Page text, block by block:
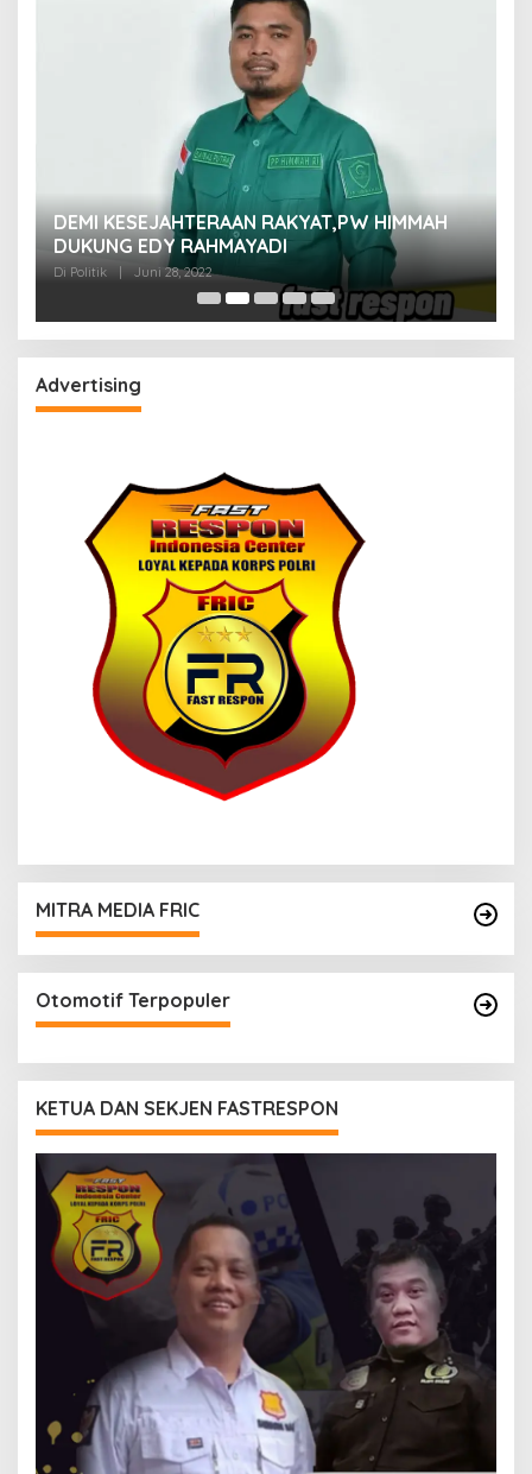
DEMI KESEJAHTERAAN RAKYAT,PW HIMMAH
DUKUNG EDY RAHMAYADI
Di Politik Juni 28, 2022
Advertising
MITRA MEDIA FRIC
Otomotif Terpopuler
KETUA DAN SEKJEN FASTRESPON